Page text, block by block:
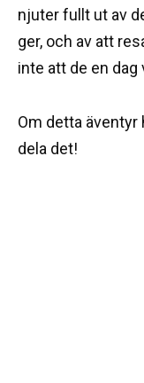
njuter fullt ut av
ger, och av att
inte att de en
Om detta äventyr
dela det!